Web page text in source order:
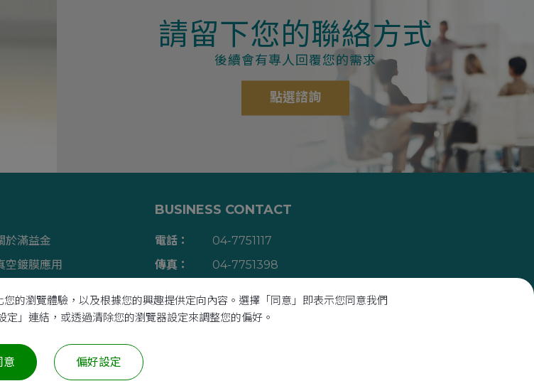
請留下您的聯絡方式
後續會有專人回覆您的需求
點選諮詢
於滿益金
空鍍膜應用
站地圖
BUSINESS CONTACT
電話：
04-7751117
傳真：
04-7751398
地址：
台灣50544
的瀏覽體驗，以及根據您的興趣提供定向內容。選擇「同意」即表示您同意我們
」連結，或透過清除您的瀏覽器設定來調整您的偏好。
意 偏好設定